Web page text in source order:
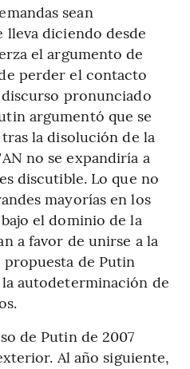
sean
diciendo desde
el argumento de
perder el contacto
pronunciado
argumentó que se
la disolución de la
no se expandiría a
discutible. Lo que no
mayorías en los
el dominio de la
a favor de unirse a la
propuesta de Putin
autodeterminación de
de Putin de 2007
Al año siguiente,